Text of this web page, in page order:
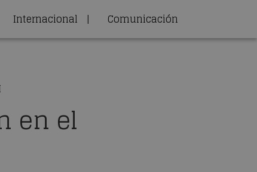
Internacional | Comunicación
en el